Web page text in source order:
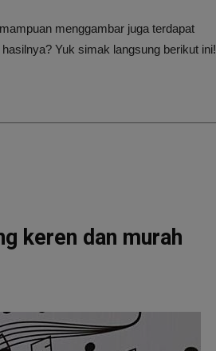
menggambar juga terdapat
Yuk simak langsung berikut ini!
keren dan murah